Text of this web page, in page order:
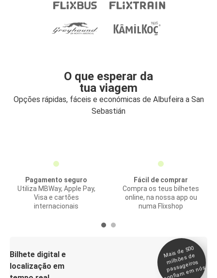
O que esperar da
tua viagem
Opções rápidas, fáceis e económicas de Albufeira a San
Sebastián
Pagamento seguro
Utiliza MBWay, Apple Pay,
Visa e cartões
internacionais
Fácil de comprar
Compra os teus bilhetes
online, na nossa app ou
numa Flixshop
Bilhete digital e
localização em
Mais de 500
milhões de
passageiros
confia
m e
m nós